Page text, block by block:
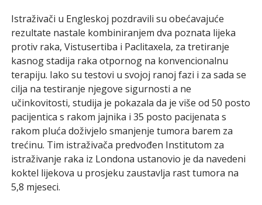
Istraživači u Engleskoj pozdravili su obećavajuće
rezultate nastale kombiniranjem dva poznata lijeka
protiv raka, Vistusertiba i Paclitaxela, za tretiranje
kasnog stadija raka otpornog na konvencionalnu
terapiju. Iako su testovi u svojoj ranoj fazi i za sada se
cilja na testiranje njegove sigurnosti a ne
učinkovitosti, studija je pokazala da je više od 50 posto
pacijentica s rakom jajnika i 35 posto pacijenata s
rakom pluća doživjelo smanjenje tumora barem za
trećinu. Tim istraživača predvođen Institutom za
istraživanje raka iz Londona ustanovio je da navedeni
koktel lijekova u prosjeku zaustavlja rast tumora na
5,8 mjeseci.